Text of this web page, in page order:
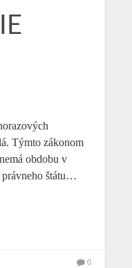
Týmto zákonom
obdobu v
právneho štátu…
0